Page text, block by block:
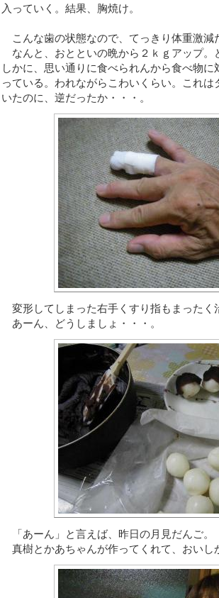
入っていく。結果、胸焼け。
こんな歯の状態なので、てっきり体重激減
なんと、おとといの晩から２ｋｇアップ。
しかに、思い通りに食べられんから食べ物
っている。われながらこわいくらい。これ
いたのに、逆だったか・・・。
変形してしまった右手くすり指もまったく
あーん、どうしましょ・・・。
「あーん」と言えば、昨日の月見だんご。
真樹とかあちゃんが作ってくれて、おいし